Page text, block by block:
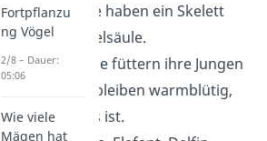
oder Haare. Sie haben ein Skelett
mit einer Wirbelsäule.
Fähigkeiten
: Sie füttern ihre Jungen
mit Milch und bleiben warmblütig,
egal wie kalt es ist.
Fortpflanzu
ng Vögel
2/8 – Dauer:
05:06
Wie viele
Mägen hat